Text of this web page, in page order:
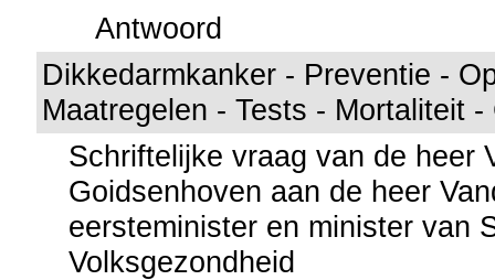
Antwoord
Dikkedarmkanker - Preventie -
Maatregelen - Tests - Mortaliteit
Schriftelijke vraag van de heer
Goidsenhoven aan de heer
eersteminister en minister van
Volksgezondheid